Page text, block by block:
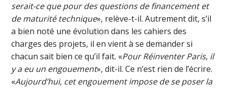
serait-ce que pour des questions de financement et
de maturité technique», relève-t-il. Autrement dit, s’il
a bien noté une évolution dans les cahiers des
charges des projets, il en vient à se demander si
chacun sait bien ce qu’il fait. «Pour Réinventer Paris, il
y a eu un engouement», dit-il. Ce n’est rien de l’écrire.
«Aujourd’hui, cet engouement impose de se poser la